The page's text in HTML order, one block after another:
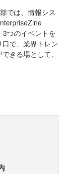
では、情報シス
つのイベントを
で、業界トレン
きる場として、